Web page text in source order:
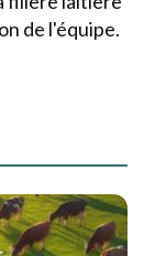
de l'équipe.